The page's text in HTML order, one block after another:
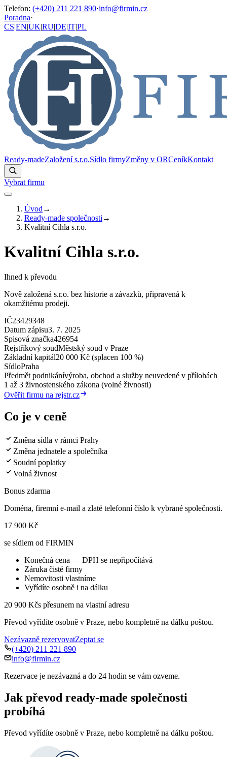
Telefon: (+420) 211 221 890·info@firmin.cz
Poradna·
CS|EN|UK|RU|DE|IT|PL
Ready-madeZaložení s.r.o.Sídlo firmyZměny v ORCeníkKontakt
Vybrat firmu
Úvod →
Ready-made společnosti →
Kvalitní Cihla s.r.o.
Kvalitní Cihla s.r.o.
Ihned k převodu
Nově založená s.r.o. bez historie a závazků, připravená k
okamžitému prodeji.
IČ23429348
Datum zápisu3. 7. 2025
Spisová značka426954
Rejstříkový soudMěstský soud v Praze
Základní kapitál20 000 Kč (splacen 100 %)
SídloPraha
Předmět podnikánívýroba, obchod a služby neuvedené v přílohách
1 až 3 živnostenského zákona (volné živnosti)
Ověřit firmu na rejstr.cz
Co je v ceně
Změna sídla v rámci Prahy
Změna jednatele a společníka
Soudní poplatky
Volná živnost
Bonus zdarma
Doména, firemní e-mail a zlaté telefonní číslo k vybrané společnosti.
17 900 Kč
se sídlem od FIRMIN
Konečná cena — DPH se nepřipočítává
Záruka čisté firmy
Nemovitosti vlastníme
Vyřídíte osobně i na dálku
20 900 Kčs přesunem na vlastní adresu
Převod vyřídíte osobně v Praze, nebo kompletně na dálku poštou.
Nezávazně rezervovatZeptat se
(+420) 211 221 890
info@firmin.cz
Rezervace je nezávazná a do 24 hodin se vám ozveme.
Jak převod ready-made společnosti
probíhá
Převod vyřídíte osobně v Praze, nebo kompletně na dálku poštou.